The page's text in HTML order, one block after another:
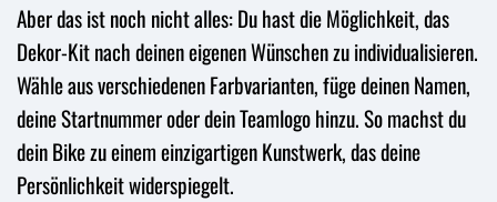
Aber das ist noch nicht alles: Du hast die Möglichkeit, das
Dekor-Kit nach deinen eigenen Wünschen zu individualisieren.
Wähle aus verschiedenen Farbvarianten, füge deinen Namen,
deine Startnummer oder dein Teamlogo hinzu. So machst du
dein Bike zu einem einzigartigen Kunstwerk, das deine
Persönlichkeit widerspiegelt.